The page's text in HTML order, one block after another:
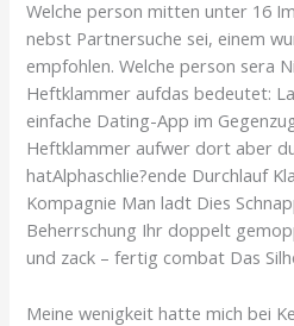
Welche person mitten unter 16
nebst Partnersuche sei, einem
empfohlen. Welche person sera
Heftklammer aufdas bedeutet:
einfache Dating-App im
Heftklammer aufwer dort aber
hatAlphaschlie?ende Durchlauf
Kompagnie Man ladt Dies
Beherrschung Ihr doppelt
und zack – fertig combat Das
Meine wenigkeit hatte mich bei